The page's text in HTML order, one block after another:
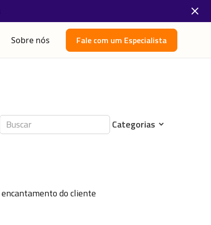
Sobre nós Fale com um Especialista